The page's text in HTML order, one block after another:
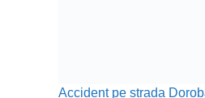
Accident pe strada